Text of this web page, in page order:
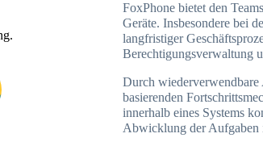
FoxPhone bietet den
Geräte. Insbesondere bei
langfristiger
Berechtigungsverwaltung
Durch
basierenden
innerhalb eines Systems
Abwicklung der Aufgaben